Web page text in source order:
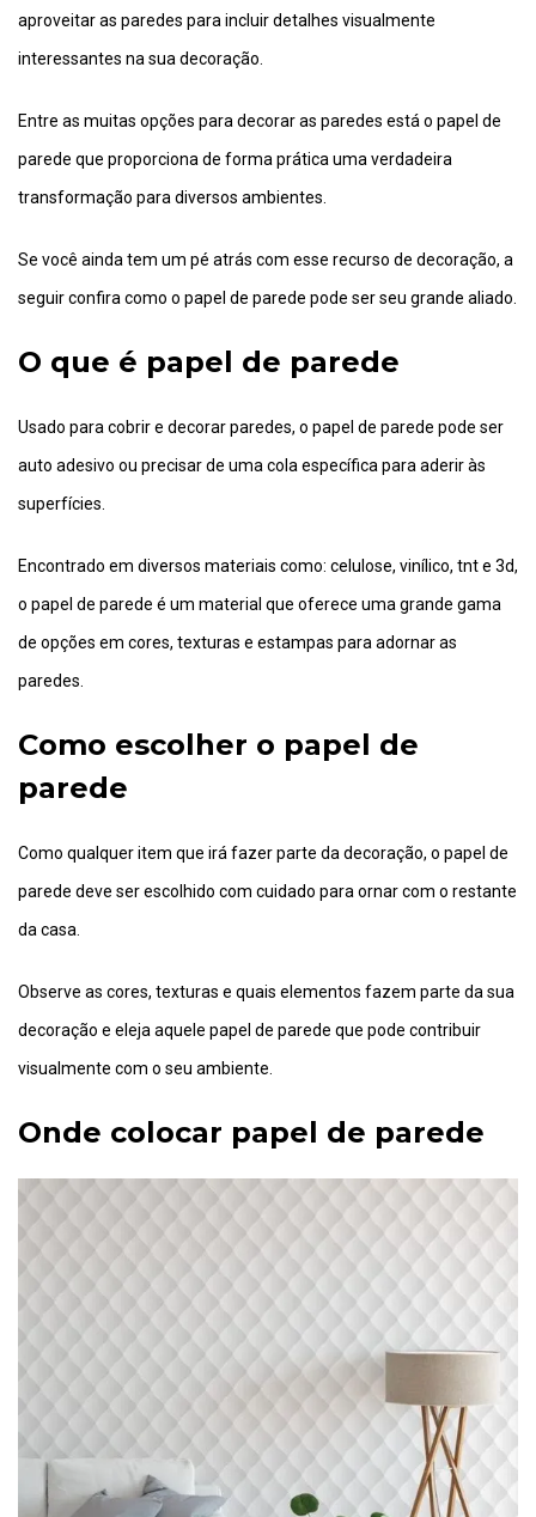
aproveitar as paredes para incluir detalhes visualmente
interessantes na sua decoração.
Entre as muitas opções para decorar as paredes está o papel de
parede que proporciona de forma prática uma verdadeira
transformação para diversos ambientes.
Se você ainda tem um pé atrás com esse recurso de decoração, a
seguir confira como o papel de parede pode ser seu grande aliado.
O que é papel de parede
Usado para cobrir e decorar paredes, o papel de parede pode ser
auto adesivo ou precisar de uma cola específica para aderir às
superfícies.
Encontrado em diversos materiais como: celulose, vinílico, tnt e 3d,
o papel de parede é um material que oferece uma grande gama
de opções em cores, texturas e estampas para adornar as
paredes.
Como escolher o papel de
parede
Como qualquer item que irá fazer parte da decoração, o papel de
parede deve ser escolhido com cuidado para ornar com o restante
da casa.
Observe as cores, texturas e quais elementos fazem parte da sua
decoração e eleja aquele papel de parede que pode contribuir
visualmente com o seu ambiente.
Onde colocar papel de parede